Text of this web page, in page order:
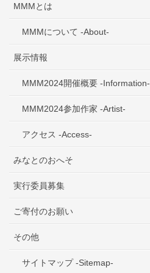
MMMとは
MMMについて -About-
展示情報
MMM2024開催概要 -Information-
MMM2024参加作家 -Artist-
アクセス -Access-
みなとのおへそ
実行委員募集
ご寄付のお願い
その他
サイトマップ -Sitemap-